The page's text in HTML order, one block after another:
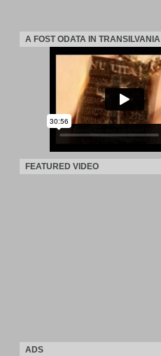
A FOST ODATA IN TRANSILVANIA
FEATURED VIDEO
ADS